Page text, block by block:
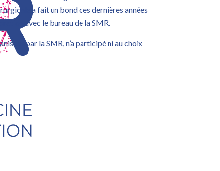
a fait un bond ces dernières années
avec le bureau de la SMR.
par la SMR, n’a participé ni au choix